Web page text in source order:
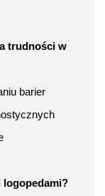
trudności w
barier